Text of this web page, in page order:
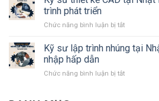
và
kiện
là
Điều
để
động
trình phát triển
Chức năng bình luận bị tắtở
sư
thiết
CAD
Kỹ sư lập trình nhúng tại
nhập hấp dẫn
Chức năng bình luận bị tắtở